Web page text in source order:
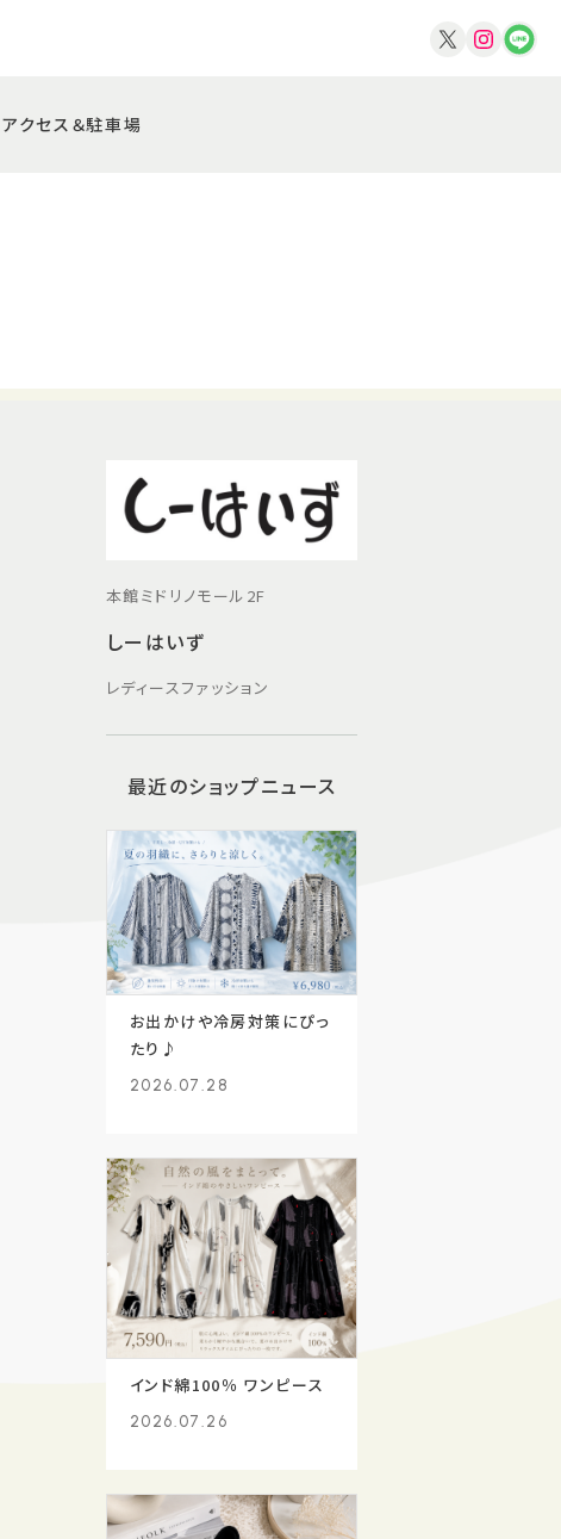
アクセス＆駐車場
本館ミドリノモール2F
しーはいず
レディースファッション
最近のショップニュース
お出かけや冷房対策にぴっ
たり♪
2026.07.28
インド綿100％ ワンピース
2026.07.26